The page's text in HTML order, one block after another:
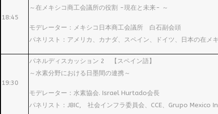
18:45
～在メキシコ商工会議所の役割 -現在と未来- ～
モデレーター：メキシコ日本商工会議所 白石副会頭
パネリスト：アメリカ、カナダ、スペイン、ドイツ、日本の在メ
19:30
パネルディスカッション 2 【スペイン語】
～水素分野における日墨間の連携～
モデレーター：水素協会. Israel Hurtado会長
パネリスト：JBIC, 社会インフラ委員会、CCE、Grupo Mexico